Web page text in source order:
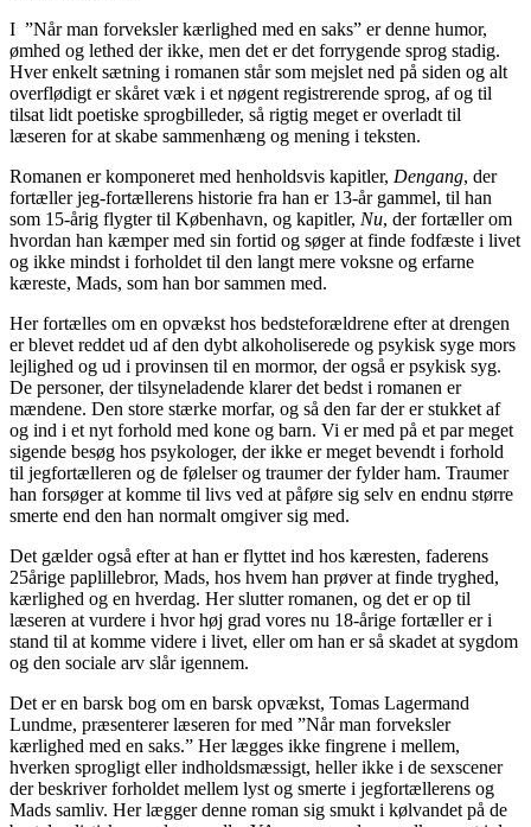
I ”Når man forveksler kærlighed med en saks” er denne humor,
ømhed og lethed der ikke, men det er det forrygende sprog stadig.
Hver enkelt sætning i romanen står som mejslet ned på siden og alt
overflødigt er skåret væk i et nøgent registrerende sprog, af og til
tilsat lidt poetiske sprogbilleder, så rigtig meget er overladt til
læseren for at skabe sammenhæng og mening i teksten.
Romanen er komponeret med henholdsvis kapitler, Dengang, der
fortæller jeg-fortællerens historie fra han er 13-år gammel, til han
som 15-årig flygter til København, og kapitler, Nu, der fortæller om
hvordan han kæmper med sin fortid og søger at finde fodfæste i livet
og ikke mindst i forholdet til den langt mere voksne og erfarne
kæreste, Mads, som han bor sammen med.
Her fortælles om en opvækst hos bedsteforældrene efter at drengen
er blevet reddet ud af den dybt alkoholiserede og psykisk syge mors
lejlighed og ud i provinsen til en mormor, der også er psykisk syg.
De personer, der tilsyneladende klarer det bedst i romanen er
mændene. Den store stærke morfar, og så den far der er stukket af
og ind i et nyt forhold med kone og barn. Vi er med på et par meget
sigende besøg hos psykologer, der ikke er meget bevendt i forhold
til jegfortælleren og de følelser og traumer der fylder ham. Traumer
han forsøger at komme til livs ved at påføre sig selv en endnu større
smerte end den han normalt omgiver sig med.
Det gælder også efter at han er flyttet ind hos kæresten, faderens
25årige paplillebror, Mads, hos hvem han prøver at finde tryghed,
kærlighed og en hverdag. Her slutter romanen, og det er op til
læseren at vurdere i hvor høj grad vores nu 18-årige fortæller er i
stand til at komme videre i livet, eller om han er så skadet at sygdom
og den sociale arv slår igennem.
Det er en barsk bog om en barsk opvækst, Tomas Lagermand
Lundme, præsenterer læseren for med ”Når man forveksler
kærlighed med en saks.” Her lægges ikke fingrene i mellem,
hverken sprogligt eller indholdsmæssigt, heller ikke i de sexscener
der beskriver forholdet mellem lyst og smerte i jegfortællerens og
Mads samliv. Her lægger denne roman sig smukt i kølvandet på de